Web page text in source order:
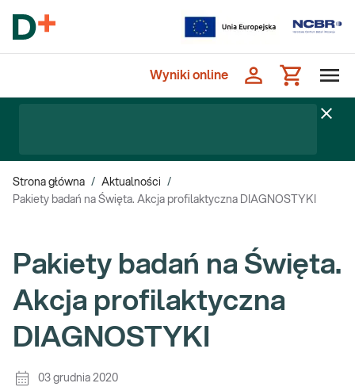
Wyniki online
Strona główna / Aktualności
/
Pakiety badań na Święta. Akcja profilaktyczna DIAGNOSTYKI
Pakiety badań na Święta.
Akcja profilaktyczna
DIAGNOSTYKI
03 grudnia 2020